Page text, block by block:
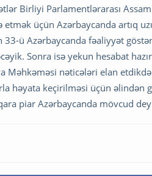
Birliyi Parlamentlərarası
etmək üçün Azərbaycanda artıq
ü Azərbaycanda fəaliyyət
Sonra isə yekun hesabat
Məhkəməsi nəticələri elan
həyata keçirilməsi üçün əlindən
piar Azərbaycanda mövcud